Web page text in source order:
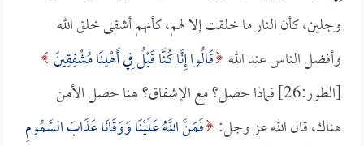
وجلين، كأن النار ما خلقت إلا لهم، كأنهم أشقى خلق الله
وأفضل الناس عند الله قَالُوا إِنَّا كُنَّا قَبْلُ فِي أَهْلِنَا مُشْفِقِينَ
[الطور:26] فماذا حصل؟ مع الإشفاق؟ هنا حصل الأمن
هناك، قال الله عز وجل: فَمَنَّ اللَّهُ عَلَيْنَا وَوَقَانَا عَذَابَ السَّمُومِ